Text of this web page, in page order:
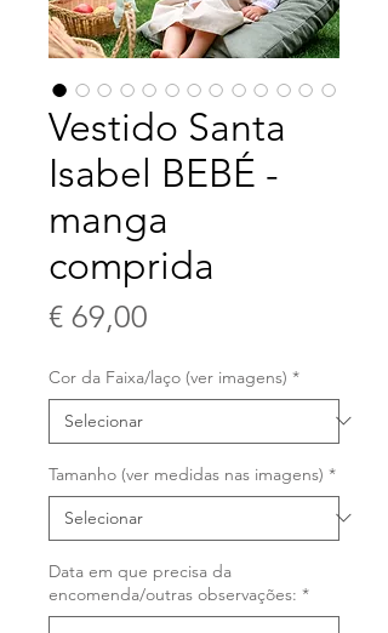
Vestido Santa
Isabel BEBÉ -
manga
comprida
€ 69,00
Cor da Faixa/laço (ver imagens) *
Tamanho (ver medidas nas imagens) *
Data em que precisa da
encomenda/outras observações: *